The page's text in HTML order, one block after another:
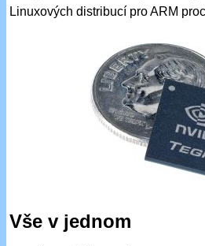
Linuxových distribucí pro ARM
Vše v jednom